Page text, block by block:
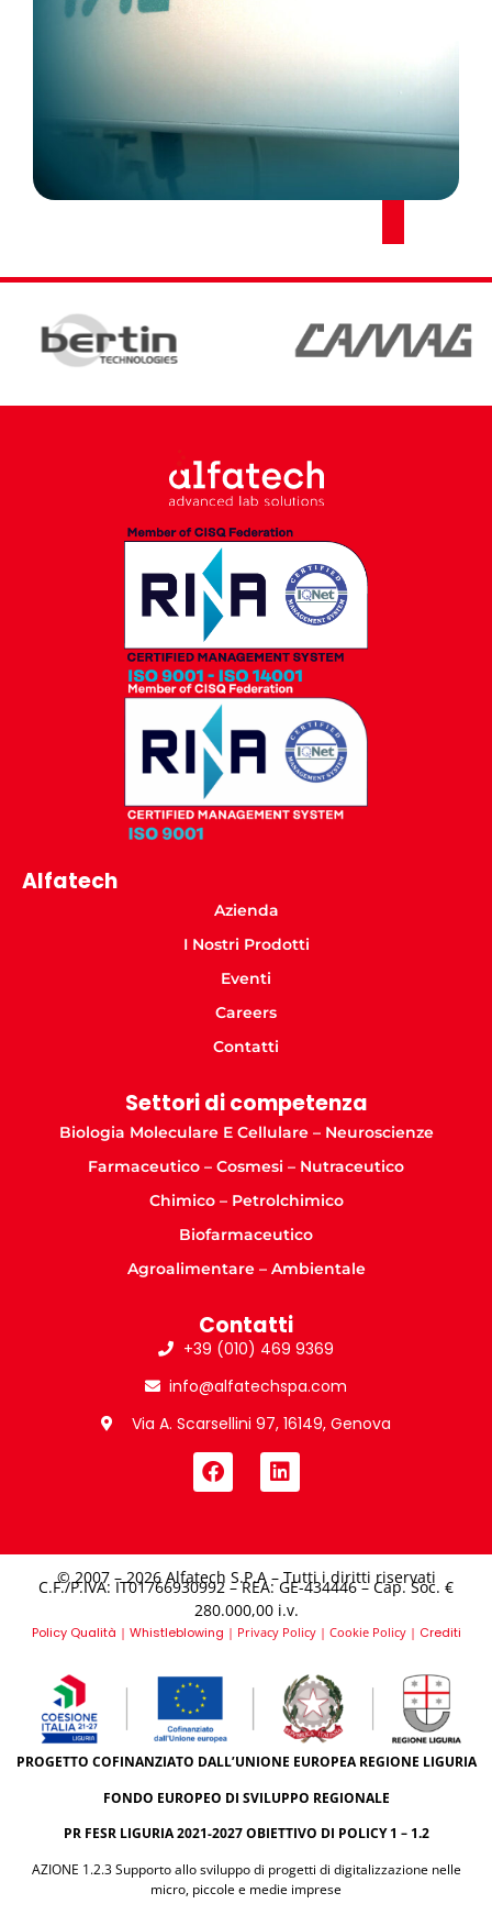
Alfatech
Azienda
I Nostri Prodotti
Eventi
Careers
Contatti
Settori di competenza
Biologia Moleculare E Cellulare – Neuroscienze
Farmaceutico – Cosmesi – Nutraceutico
Chimico – Petrolchimico
Biofarmaceutico
Agroalimentare – Ambientale
Contatti
+39 (010) 469 9369
info@alfatechspa.com
Via A. Scarsellini 97, 16149, Genova
© 2007 – 2026 Alfatech S.P.A – Tutti i diritti riservati
C.F./P.IVA: IT01766930992 – REA: GE-434446 – Cap. Soc. €
280.000,00 i.v.​
Policy Qualità | Whistleblowing | Privacy Policy| Cookie Policy| Crediti
PROGETTO COFINANZIATO DALL’UNIONE EUROPEA REGIONE LIGURIA
FONDO EUROPEO DI SVILUPPO REGIONALE
PR FESR LIGURIA 2021-2027 OBIETTIVO DI POLICY 1 – 1.2
AZIONE 1.2.3 Supporto allo sviluppo di progetti di digitalizzazione nelle
micro, piccole e medie imprese